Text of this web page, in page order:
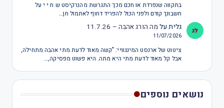
בתקווה שנפרדת או חכם מכך התגרשת מהנרקיסט ש ח י י על
חשבונך קודם ולפני הכול להפריד דחוף לאתמול חן…
גליתעל מה הורג אהבה – 11.7.26
11/07/2026
ציטוט של ארנסט המינגוויי: "קשה מאוד לדעת מתי אהבה מתחילה,
אבל קל מאוד לדעת מתי היא מתה. היא פשוט מפסיקה,…
נושאים נוספים